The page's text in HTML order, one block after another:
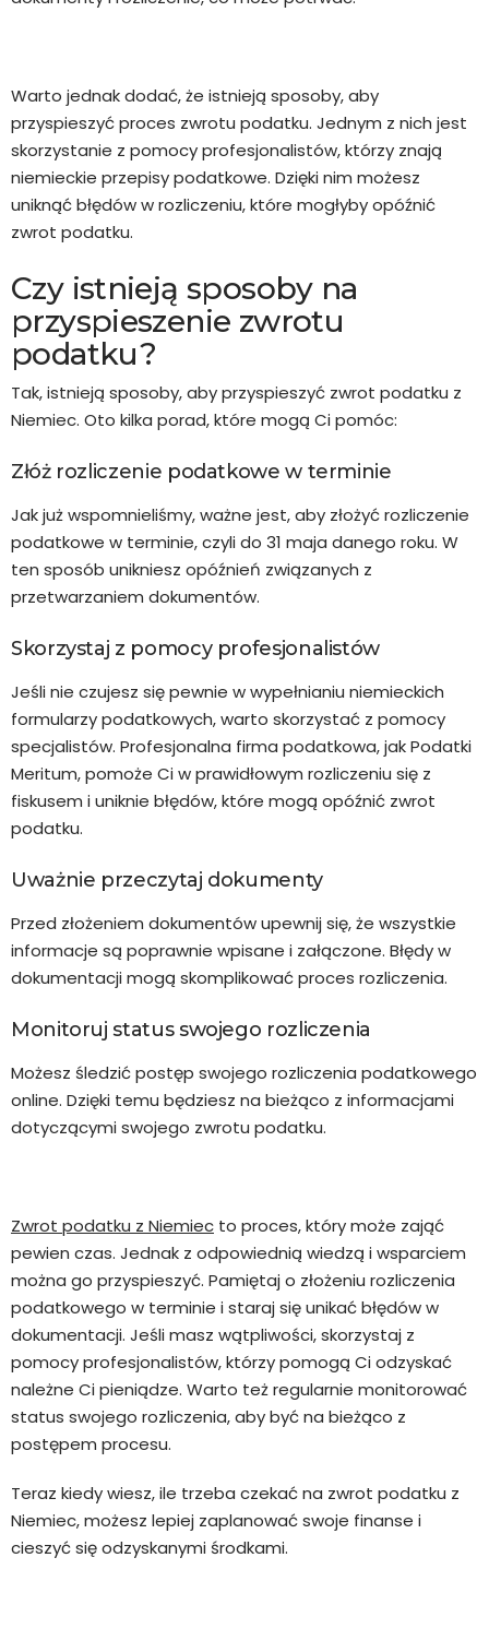
Warto jednak dodać, że istnieją sposoby, aby
przyspieszyć proces zwrotu podatku. Jednym z nich jest
skorzystanie z pomocy profesjonalistów, którzy znają
niemieckie przepisy podatkowe. Dzięki nim możesz
uniknąć błędów w rozliczeniu, które mogłyby opóźnić
zwrot podatku.
Czy istnieją sposoby na
przyspieszenie zwrotu
podatku?
Tak, istnieją sposoby, aby przyspieszyć zwrot podatku z
Niemiec. Oto kilka porad, które mogą Ci pomóc:
Złóż rozliczenie podatkowe w terminie
Jak już wspomnieliśmy, ważne jest, aby złożyć rozliczenie
podatkowe w terminie, czyli do 31 maja danego roku. W
ten sposób unikniesz opóźnień związanych z
przetwarzaniem dokumentów.
Skorzystaj z pomocy profesjonalistów
Jeśli nie czujesz się pewnie w wypełnianiu niemieckich
formularzy podatkowych, warto skorzystać z pomocy
specjalistów. Profesjonalna firma podatkowa, jakPodatki
Meritum, pomoże Ci w prawidłowym rozliczeniu się z
fiskusem i uniknie błędów, które mogą opóźnić zwrot
podatku.
Uważnie przeczytaj dokumenty
Przed złożeniem dokumentów upewnij się, że wszystkie
informacje są poprawnie wpisane i załączone. Błędy w
dokumentacji mogą skomplikować proces rozliczenia.
Monitoruj status swojego rozliczenia
Możesz śledzić postęp swojego rozliczenia podatkowego
online. Dzięki temu będziesz na bieżąco z informacjami
dotyczącymi swojego zwrotu podatku.
Zwrot podatku z Niemiec to proces, który może zająć
pewien czas. Jednak z odpowiednią wiedzą i wsparciem
można go przyspieszyć. Pamiętaj o złożeniu rozliczenia
podatkowego w terminie i staraj się unikać błędów w
dokumentacji. Jeśli masz wątpliwości, skorzystaj z
pomocy profesjonalistów, którzy pomogą Ci odzyskać
należne Ci pieniądze. Warto też regularnie monitorować
status swojego rozliczenia, aby być na bieżąco z
postępem procesu.
Teraz kiedy wiesz, ile trzeba czekać na zwrot podatku z
Niemiec, możesz lepiej zaplanować swoje finanse i
cieszyć się odzyskanymi środkami.